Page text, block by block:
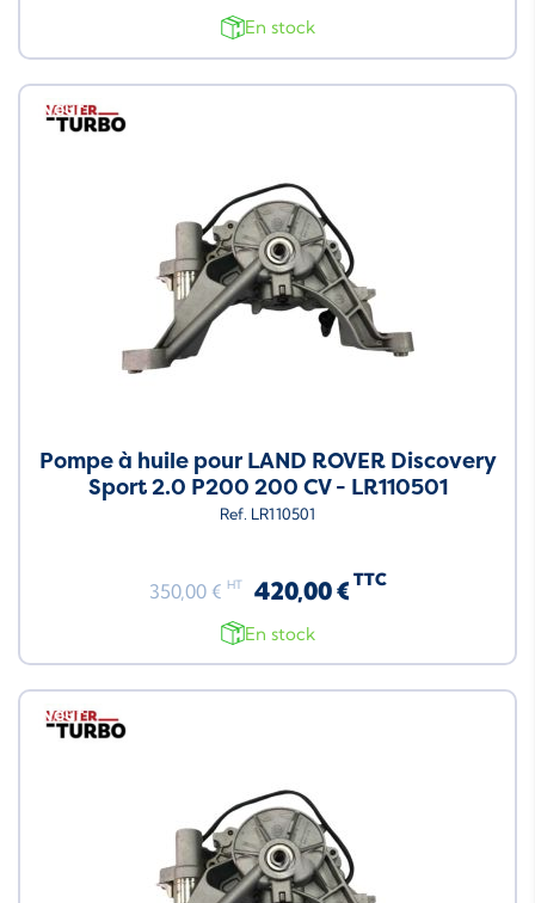
En stock
Neuf
Pompe à huile pour LAND ROVER Discovery
Sport 2.0 P200 200 CV - LR110501
Ref. LR110501
350,00 € HT 420,00 € TTC
En stock
Neuf